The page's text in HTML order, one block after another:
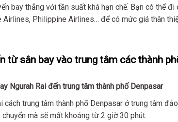
bay thẳng với tần suất khá hạn chế. Bạn có thể đi
Airlines, Philippine Airlines… để có mức giá thân
từ sân bay vào trung tâm các thành
Ngurah Rai đến trung tâm thành phố Denpasar
cách trung tâm thành phố Denpasar ở trung tâm
mà sẽ mất khoảng từ 2 giờ 30 phút.